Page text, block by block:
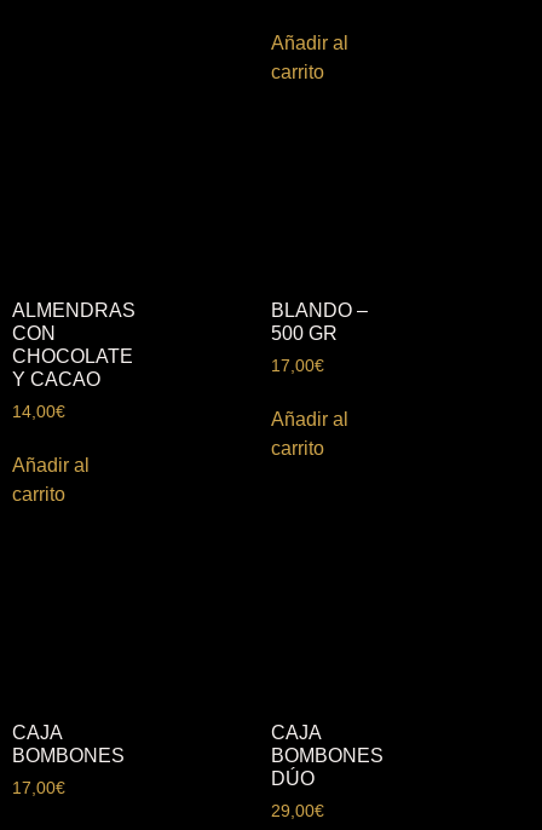
Añadir al
carrito
ALMENDRAS
CON
CHOCOLATE
Y CACAO
14,00€
Añadir al
carrito
BLANDO –
500 GR
17,00€
Añadir al
carrito
CAJA
BOMBONES
17,00€
CAJA
BOMBONES
DÚO
29,00€